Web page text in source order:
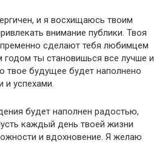
и я восхищаюсь твоим
внимание публики. Твоя
сделают тебя любимцем
ты становишься все лучше и
твое будущее будет наполнено
и успехами.
будет наполнен радостью,
каждый день твоей жизни
и вдохновение. Я желаю